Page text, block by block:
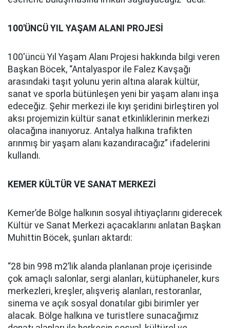
100'ÜNCÜ YIL YAŞAM ALANI PROJESİ
100'üncü Yıl Yaşam Alanı Projesi hakkında bilgi veren
Başkan Böcek, “Antalyaspor ile Falez Kavşağı
arasındaki taşıt yolunu yerin altına alarak kültür,
sanat ve sporla bütünleşen yeni bir yaşam alanı inşa
edeceğiz. Şehir merkezi ile kıyı şeridini birleştiren yol
aksı projemizin kültür sanat etkinliklerinin merkezi
olacağına inanıyoruz. Antalya halkına trafikten
arınmış bir yaşam alanı kazandıracağız” ifadelerini
kullandı.
KEMER KÜLTÜR VE SANAT MERKEZİ
Kemer’de Bölge halkının sosyal ihtiyaçlarını giderecek
Kültür ve Sanat Merkezi açacaklarını anlatan Başkan
Muhittin Böcek, şunları aktardı:
“28 bin 998 m2’lik alanda planlanan proje içerisinde
çok amaçlı salonlar, sergi alanları, kütüphaneler, kurs
merkezleri, kreşler, alışveriş alanları, restoranlar,
sinema ve açık sosyal donatılar gibi birimler yer
alacak. Bölge halkına ve turistlere sunacağımız